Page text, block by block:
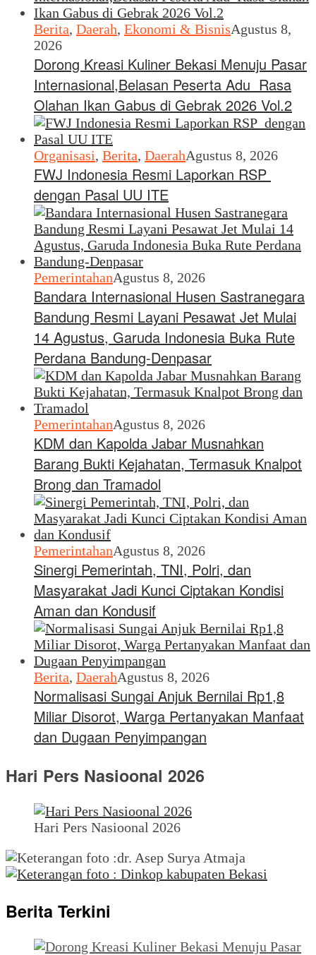
Berita, Daerah, Ekonomi & BisnisAgustus 8,
2026
Dorong Kreasi Kuliner Bekasi Menuju Pasar
Internasional,Belasan Peserta Adu Rasa
Olahan Ikan Gabus di Gebrak 2026 Vol.2
Organisasi, Berita, DaerahAgustus 8, 2026
FWJ Indonesia Resmi Laporkan RSP
dengan Pasal UU ITE
PemerintahanAgustus 8, 2026
Bandara Internasional Husen Sastranegara
Bandung Resmi Layani Pesawat Jet Mulai
14 Agustus, Garuda Indonesia Buka Rute
Perdana Bandung-Denpasar
PemerintahanAgustus 8, 2026
KDM dan Kapolda Jabar Musnahkan
Barang Bukti Kejahatan, Termasuk Knalpot
Brong dan Tramadol
PemerintahanAgustus 8, 2026
Sinergi Pemerintah, TNI, Polri, dan
Masyarakat Jadi Kunci Ciptakan Kondisi
Aman dan Kondusif
Berita, DaerahAgustus 8, 2026
Normalisasi Sungai Anjuk Bernilai Rp1,8
Miliar Disorot, Warga Pertanyakan Manfaat
dan Dugaan Penyimpangan
Hari Pers Nasioonal 2026
Hari Pers Nasioonal 2026
Berita Terkini